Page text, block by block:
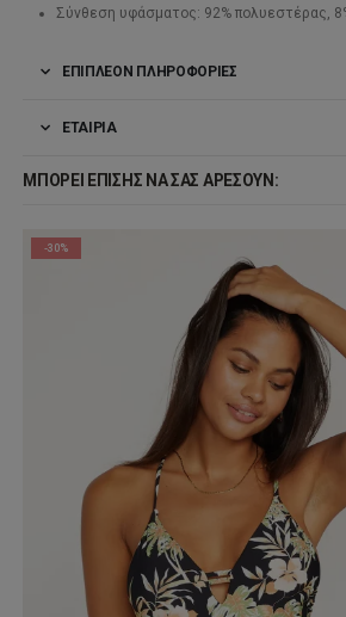
Σύνθεση υφάσματος: 92% πολυεστέρας,
ΕΠΙΠΛΈΟΝ ΠΛΗΡΟΦΟΡΊΕΣ
ΕΤΑΙΡΊΑ
ΜΠΟΡΕΊ ΕΠΊΣΗΣ ΝΑ ΣΑΣ ΑΡΈΣΟΥΝ:
-30%